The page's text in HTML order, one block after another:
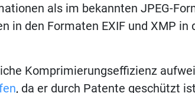
als im bekannten JPEG-
in den Formaten EXIF und XMP in
Komprimierungseffizienz
, da er durch Patente geschützt